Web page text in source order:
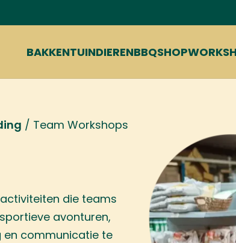
BAKKENTUINDIERENBBQSHOP
/ Team Workshops
die teams
avonturen,
en communicatie te